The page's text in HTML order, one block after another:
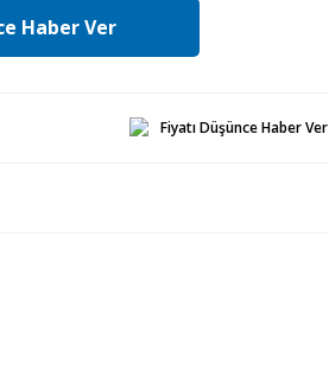
Haber Ver
Fiyatı Düşünce Haber Ver